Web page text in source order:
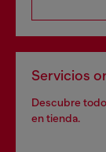
Servicios
Descubre
en tienda.